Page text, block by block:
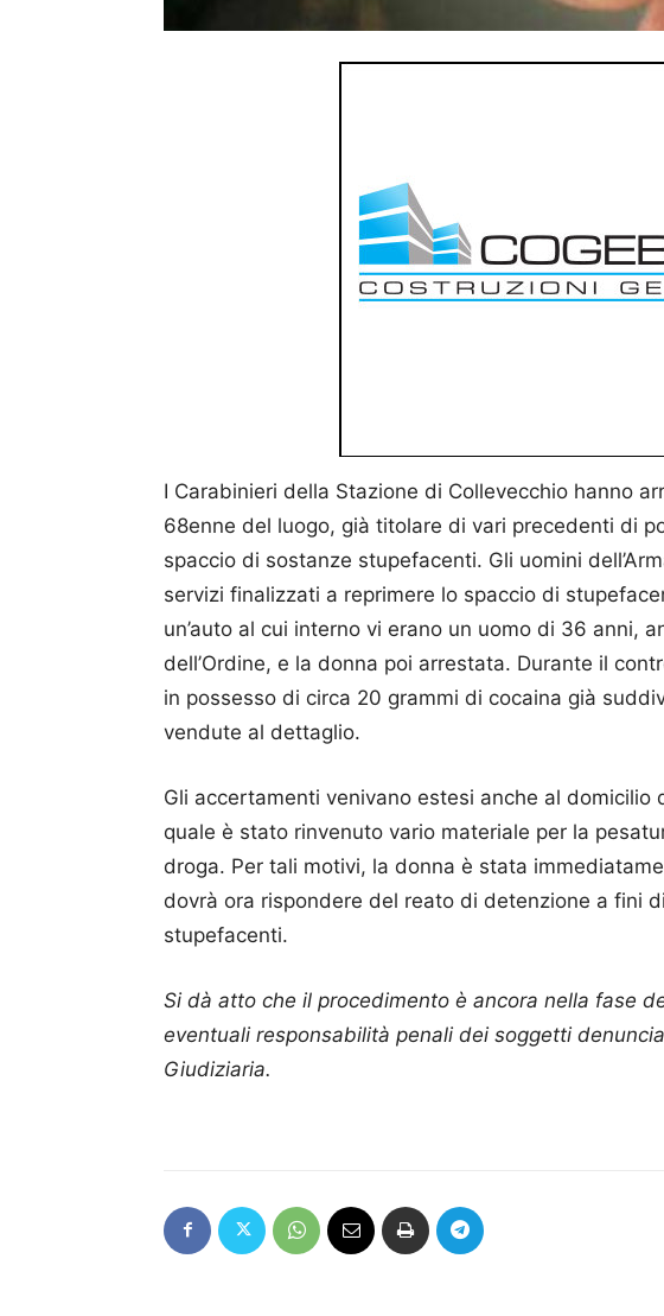
I Carabinieri della Stazione di Collevecchio hanno
68enne del luogo, già titolare di vari precedenti di
spaccio di sostanze stupefacenti. Gli uomini
servizi finalizzati a reprimere lo spaccio di
un’auto al cui interno vi erano un uomo di 36 anni,
dell’Ordine, e la donna poi arrestata. Durante il
in possesso di circa 20 grammi di cocaina già
vendute al dettaglio.
Gli accertamenti venivano estesi anche al domicilio
quale è stato rinvenuto vario materiale per la
droga. Per tali motivi, la donna è stata
dovrà ora rispondere del reato di detenzione a fini
stupefacenti.
Si dà atto che il procedimento è ancora nella fase
eventuali responsabilità penali dei soggetti
Giudiziaria.